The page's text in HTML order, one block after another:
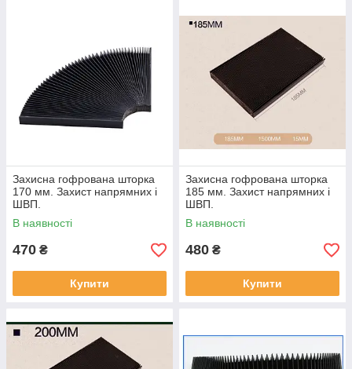
Захисна гофрована шторка
170 мм. Захист напрямних і
ШВП.
В наявності
470 ₴
Купити
Захисна гофрована шторка
185 мм. Захист напрямних і
ШВП.
В наявності
480 ₴
Купити